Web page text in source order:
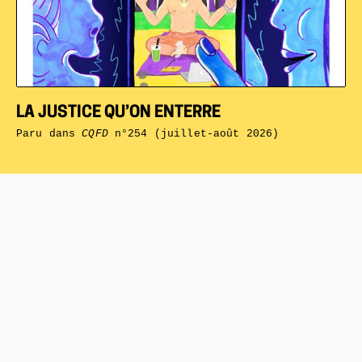
LA JUSTICE QU’ON ENTERRE
Paru dansCQFDn°254 (juillet-août 2026)